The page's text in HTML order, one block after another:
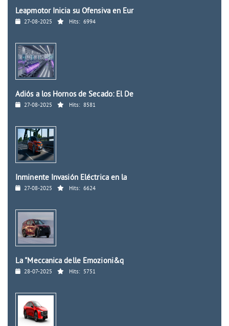
Leapmotor Inicia su Ofensiva en Eur
27-08-2025 Hits: 6994
Adiós a los Hornos de Secado: El De
27-08-2025 Hits: 8581
Inminente Invasión Eléctrica en la
27-08-2025 Hits: 6624
La "Meccanica delle Emozioni&q
28-07-2025 Hits: 5751